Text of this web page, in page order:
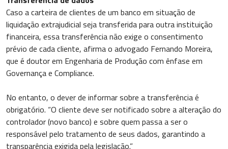
Caso a carteira de clientes de um banco em situação de
liquidação extrajudicial seja transferida para outra instituição
financeira, essa transferência não exige o consentimento
prévio de cada cliente, afirma o advogado Fernando Moreira,
que é doutor em Engenharia de Produção com ênfase em
Governança e Compliance.
No entanto, o dever de informar sobre a transferência é
obrigatório. “O cliente deve ser notificado sobre a alteração do
controlador (novo banco) e sobre quem passa a ser o
responsável pelo tratamento de seus dados, garantindo a
transparência exigida pela legislação.”